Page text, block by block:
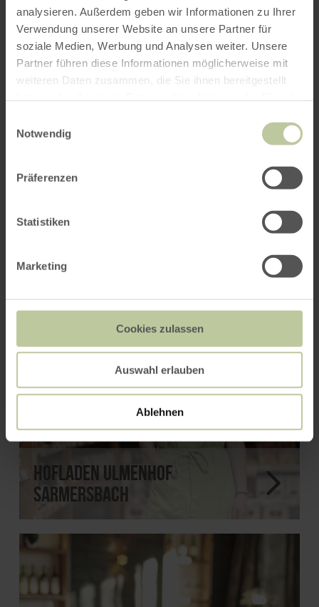
analysieren. Außerdem geben wir Informationen zu Ihrer
Verwendung unserer Website an unsere Partner für
soziale Medien, Werbung und Analysen weiter. Unsere
Partner führen diese Informationen möglicherweise mit
weiteren Daten zusammen, die Sie ihnen bereitgestellt
Notwendig
Präferenzen
Statistiken
Marketing
Cookies zulassen
Auswahl erlauben
Ablehnen
Golfstübchen, Minigolf
Hofladen Ulmenhof
Sarmersbach